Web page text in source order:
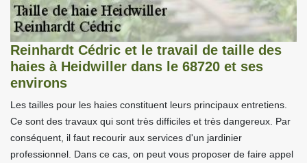
Reinhardt Cédric et le travail de taille des
haies à Heidwiller dans le 68720 et ses
environs
Les tailles pour les haies constituent leurs principaux entretiens.
Ce sont des travaux qui sont très difficiles et très dangereux. Par
conséquent, il faut recourir aux services d'un jardinier
professionnel. Dans ce cas, on peut vous proposer de faire appel